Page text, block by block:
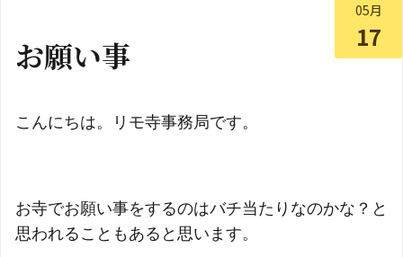
05月
17
お願い事
こんにちは。リモ寺事務局です。
お寺でお願い事をするのはバチ当たりなのかな？と
思われることもあると思います。